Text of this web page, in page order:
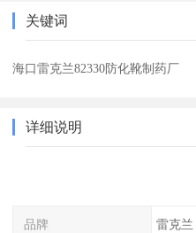
关键词
海口雷克兰82330防化靴制药厂
详细说明
品牌 雷克兰